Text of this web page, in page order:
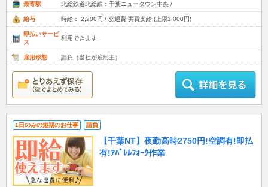
最寄駅 北総鉄道北総線：千葉ニュータウン中央 /
給与 時給： 2,200円 / 交通費 実費支給 (上限1,000円)
即払いサービ
ス
利用できます
雇用形態 請負（当社が雇用主）
1日のみの短期のお仕事 請負
【千葉NT】夜勤高時2750円!空調有!即払
有!ｱﾊﾟﾚﾙﾌｫｰｸ作業